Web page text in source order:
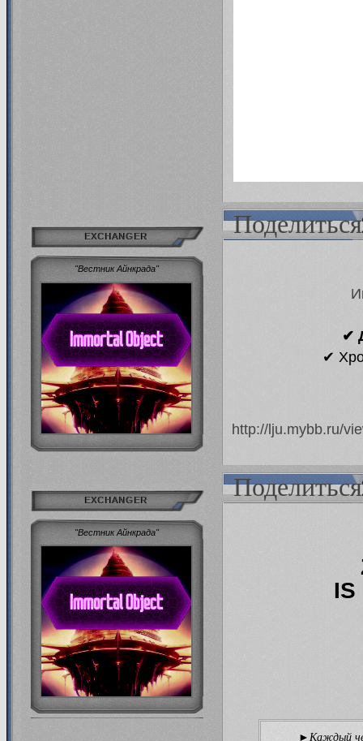
Поделиться
EXCHANGER
"Вестник Айнкрада"
✔
✔
http://lju.mybb.ru/
Поделиться
EXCHANGER
"Вестник Айнкрада"
IS
►Каждый